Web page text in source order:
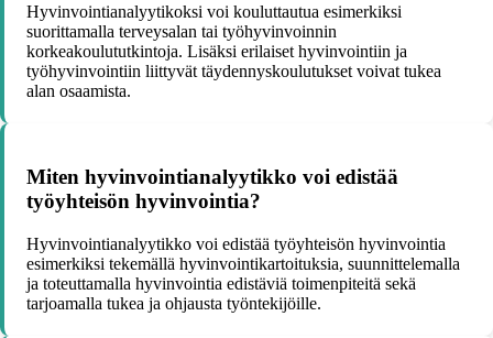
Hyvinvointianalyytikoksi voi kouluttautua esimerkiksi
suorittamalla terveysalan tai työhyvinvoinnin
korkeakoulututkintoja. Lisäksi erilaiset hyvinvointiin ja
työhyvinvointiin liittyvät täydennyskoulutukset voivat tukea
alan osaamista.
Miten hyvinvointianalyytikko voi edistää
työyhteisön hyvinvointia?
Hyvinvointianalyytikko voi edistää työyhteisön hyvinvointia
esimerkiksi tekemällä hyvinvointikartoituksia, suunnittelemalla
ja toteuttamalla hyvinvointia edistäviä toimenpiteitä sekä
tarjoamalla tukea ja ohjausta työntekijöille.